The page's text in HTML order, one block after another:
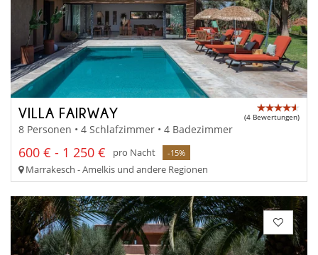
VILLA FAIRWAY (4 Bewertungen)
8 Personen • 4 Schlafzimmer • 4 Badezimmer
600 € - 1 250 € pro Nacht -15%
Marrakesch - Amelkis und andere Regionen